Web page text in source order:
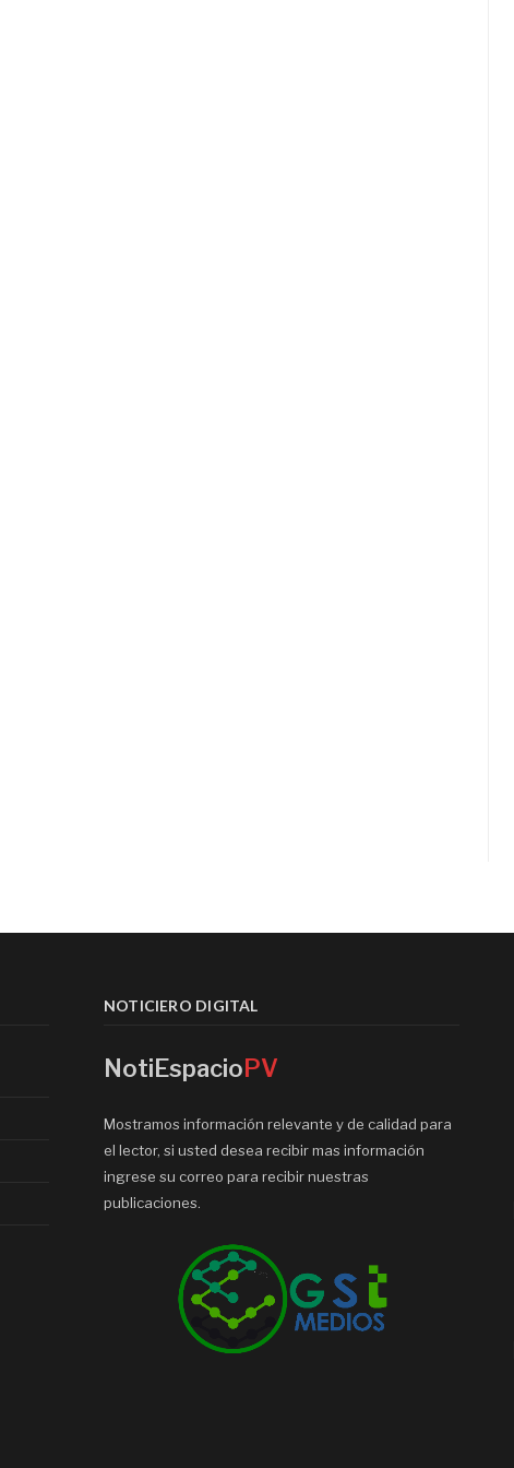
NOTICIERO DIGITAL
NotiEspacioPV
Mostramos información relevante y de calidad para
el lector, si usted desea recibir mas información
ingrese su correo para recibir nuestras
publicaciones.